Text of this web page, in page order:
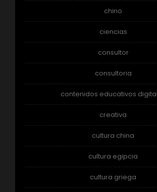
chino
ciencias
consultor
consultoria
contenidos educativos
creativa
cultura china
cultura egipcia
cultura griega